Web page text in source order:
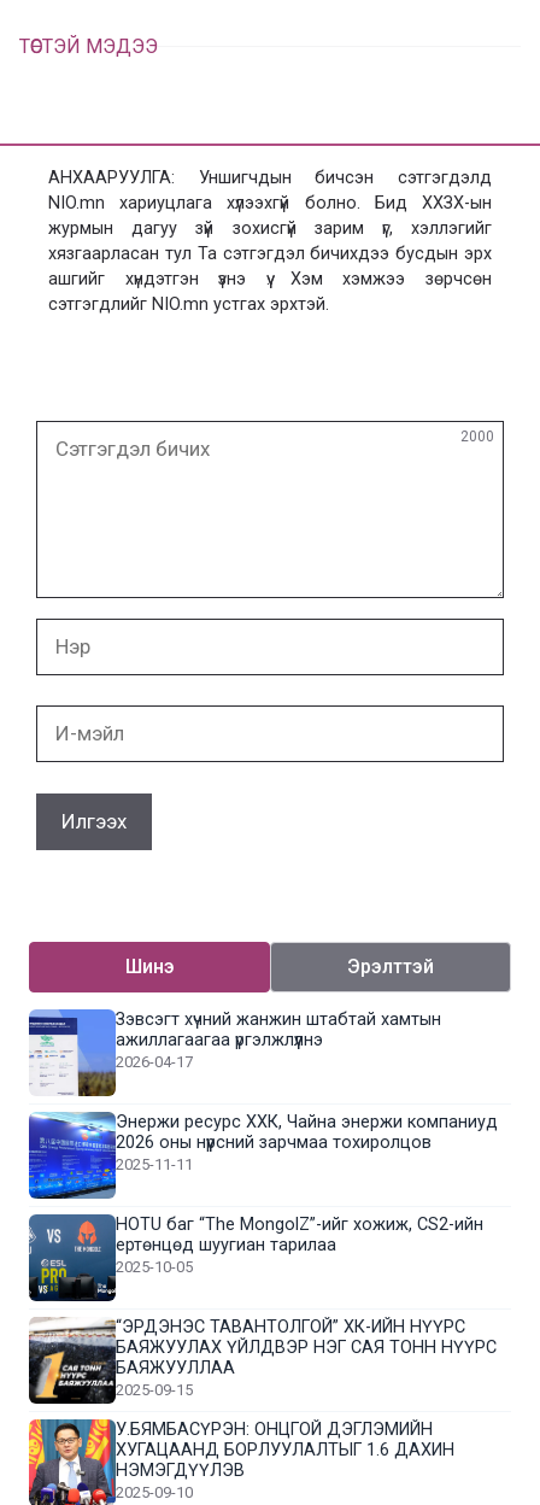
ТӨСТЭЙ МЭДЭЭ
АНХААРУУЛГА: Уншигчдын бичсэн сэтгэгдэлд
NIO.mn хариуцлага хүлээхгүй болно. Бид ХХЗХ-ын
журмын дагуу зүй зохисгүй зарим үг, хэллэгийг
хязгаарласан тул Та сэтгэгдэл бичихдээ бусдын эрх
ашгийг хүндэтгэн үзнэ үү. Хэм хэмжээ зөрчсөн
сэтгэгдлийг NIO.mn устгах эрхтэй.
бичих
2000
Шинэ Эрэлттэй
Зэвсэгт хүчний жанжин штабтай хамтын
ажиллагаагаа үргэлжлүүлнэ
2026-04-17
Энержи ресурс ХХК, Чайна энержи компаниуд
2026 оны нүүрсний зарчмаа тохиролцов
2025-11-11
HOTU баг “The MongolZ”-ийг хожиж, CS2-ийн
ертөнцөд шуугиан тарилаа
2025-10-05
“ЭРДЭНЭС ТАВАНТОЛГОЙ” ХК-ИЙН НҮҮРС
БАЯЖУУЛАХ ҮЙЛДВЭР НЭГ САЯ ТОНН НҮҮРС
БАЯЖУУЛЛАА
2025-09-15
У.БЯМБАСҮРЭН: ОНЦГОЙ ДЭГЛЭМИЙН
ХУГАЦААНД БОРЛУУЛАЛТЫГ 1.6 ДАХИН
НЭМЭГДҮҮЛЭВ
2025-09-10